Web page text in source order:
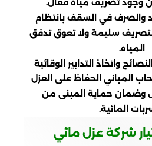
من وجود تصريف مياه فعال.
والصرف في السقف بانتظام
سليمة ولا تعوق تدفق
المياه.
واتخاذ التدابير الوقائية
المباني الحفاظ على العزل
وضمان حماية المبنى من
المائية.
شركة عزل مائي